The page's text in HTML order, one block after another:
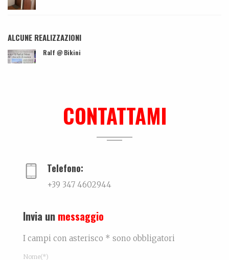
ALCUNE REALIZZAZIONI
Ralf @ Bikini
Trovare l'equilibrio causa belle cose. Un viaggio...
CONTATTAMI
Telefono:
+39 347 4602944
Invia un messaggio
I campi con asterisco * sono obbligatori
Nome(*)